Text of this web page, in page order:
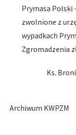
Prymasa Polski
zwolnione z
wypadkach
Zgromadzenia
Ks.
Archiwum KWPZM